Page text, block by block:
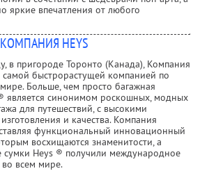
яркие впечатления от любого
КОМПАНИЯ HEYS
в пригороде Торонто (Канада), Компания
самой быстрорастущей компанией по
Больше, чем просто багажная
является синонимом роскошных, модных
для путешествий, с высокими
и качества. Компания
функциональный инновационный
восхищаются знаменитости, а
сумки Heys ® получили международное
всем мире.